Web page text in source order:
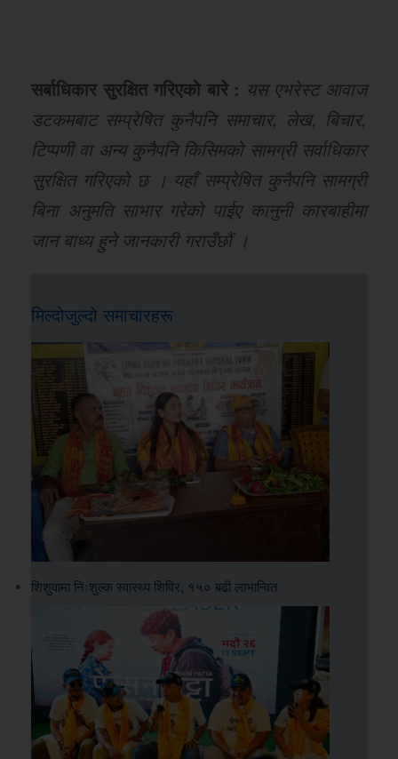
सर्बाधिकार सुरक्षित गरिएको बारे : यस एभरेस्ट आवाज
डटकमबाट सम्प्रेषित कुनैपनि समाचार, लेख, बिचार,
टिप्पणी वा अन्य कुनैपनि किसिमको सामग्री सर्वाधिकार
सुरक्षित गरिएको छ । यहाँ सम्प्रेषित कुनैपनि सामग्री
बिना अनुमति साभार गरेको पाईए कानुनी कारबाहीमा
जान बाध्य हुने जानकारी गराउँछौं ।
मिल्दोजुल्दो समाचारहरू
शिशुवामा निःशुल्क स्वास्थ्य शिविर, १५० बढी लाभान्वित